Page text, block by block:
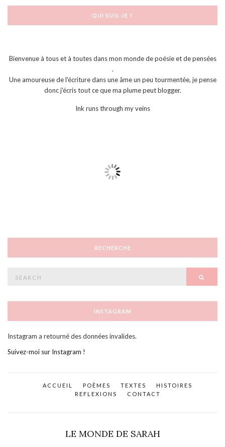
QUI SUIS-JE ?
Bienvenue à tous et à toutes dans mon monde de poésie et de pensées
.
Une amoureuse de l'écriture dans une âme un peu tourmentée, je pense
donc j'écris tout ce que ma plume peut blogger.
Ink runs through my veins
RECHERCHE
INSTAGRAM
Instagram a retourné des données invalides.
Suivez-moi sur Instagram !
ACCUEIL POÈMES TEXTES
HISTOIRES
REFLEXIONS
CONTACT
LE MONDE DE SARAH